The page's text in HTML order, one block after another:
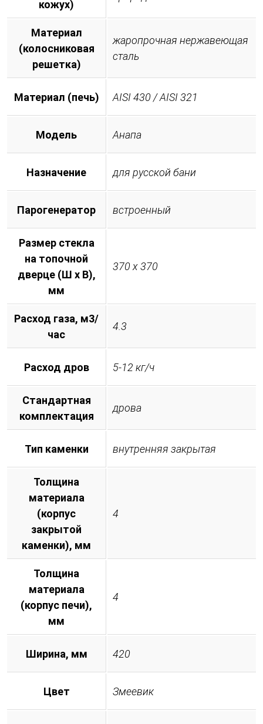
кожух)
Материал
(колосниковая
решетка)
жаропрочная нержавеющая
сталь
Материал (печь) AISI 430 / AISI 321
Модель Анапа
Назначение для русской бани
Парогенератор встроенный
Размер стекла
на топочной
дверце (Ш х В),
мм
370 х 370
Расход газа, м3/
час
4.3
Расход дров 5-12 кг/ч
Стандартная
комплектация
дрова
Тип каменки внутренняя закрытая
Толщина
материала
(корпус
закрытой
каменки), мм
4
Толщина
материала
(корпус печи),
мм
4
Ширина, мм 420
Цвет Змеевик